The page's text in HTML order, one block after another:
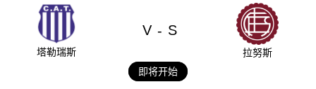
塔勒瑞斯
V - S
拉努斯
即将开始